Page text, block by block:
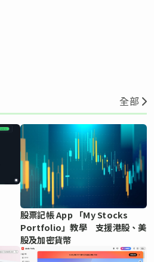
全部
股票記帳 App 「My Stocks
Portfolio」教學 支援港股、美
股及加密貨幣